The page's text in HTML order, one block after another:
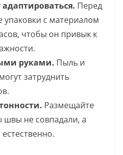
Перед
упаковки с материалом
чтобы он привык к
руками. Пыль и
затруднить
Размещайте
швы не совпадали, а